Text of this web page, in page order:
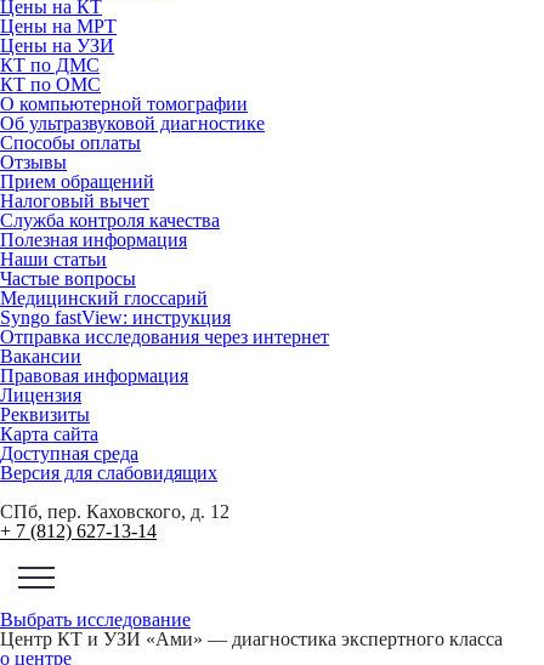
Цены на КТ
Цены на МРТ
Цены на УЗИ
КТ по ДМС
КТ по ОМС
О компьютерной томографии
Об ультразвуковой диагностике
Способы оплаты
Отзывы
Прием обращений
Налоговый вычет
Служба контроля качества
Полезная информация
Наши статьи
Частые вопросы
Медицинский глоссарий
Syngo fastView: инструкция
Отправка исследования через интернет
Вакансии
Правовая информация
Лицензия
Реквизиты
Карта сайта
Доступная среда
Версия для слабовидящих
СПб, пер. Каховского, д. 12
+ 7 (812) 627-13-14
Выбрать исследование
Центр КТ и УЗИ «Ами» — диагностика экспертного класса
о центре